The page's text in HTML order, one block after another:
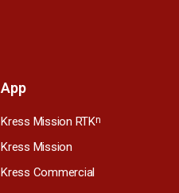
App
Kress Mission RTKn
Kress Mission
Kress Commercial